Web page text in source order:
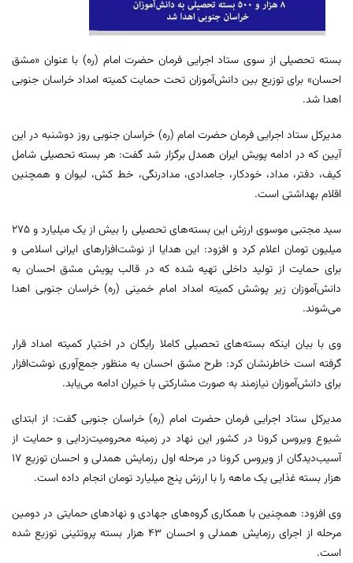
بسته تحصیلی از سوی ستاد اجرایی فرمان حضرت امام (ره) با عنوان «مشق
احسان» برای توزیع بین دانش‌آموزان تحت حمایت کمیته امداد خراسان جنوبی
اهدا شد.
مدیرکل ستاد اجرایی فرمان حضرت امام (ره) خراسان جنوبی روز دوشنبه در این
آیین که در ادامه پویش ایران همدل برگزار شد گفت: هر بسته تحصیلی شامل
کیف، دفتر، مداد، خودکار، جامدادی، مدادرنگی، خط کش، لیوان و همچنین
اقلام بهداشتی است.
سید مجتبی موسوی ارزش این بسته‌های تحصیلی را بیش از یک میلیارد و ۲۷۵
میلیون تومان اعلام کرد و افزود: این هدایا از نوشت‌افزارهای ایرانی اسلامی و
برای حمایت از تولید داخلی تهیه شده که در قالب پویش مشق احسان به
دانش‌آموزان زیر پوشش کمیته امداد امام خمینی (ره) خراسان جنوبی اهدا
می‌شوند.
وی با بیان اینکه بسته‌های تحصیلی کاملا رایگان در اختیار کمیته امداد قرار
گرفته است خاطرنشان کرد: طرح مشق احسان به منظور جمع‌آوری نوشت‌افزار
برای دانش‌آموزان نیازمند به صورت مشارکتی با خیران ادامه می‌یابد.
مدیرکل ستاد اجرایی فرمان حضرت امام (ره) خراسان جنوبی گفت: از ابتدای
شیوع ویروس کرونا در کشور این نهاد در زمینه محرومیت‌زدایی و حمایت از
آسیب‌دیدگان از ویروس کرونا در مرحله اول رزمایش همدلی و احسان توزیع ١٧
هزار بسته غذایی یک ماهه را با ارزش پنج میلیارد تومان انجام داده است.
وی افزود: همچنین با همکاری گروه‌های جهادی و نهادهای حمایتی در دومین
مرحله از اجرای رزمایش همدلی و احسان ۴۳ هزار بسته پروتئینی توزیع شده
است.